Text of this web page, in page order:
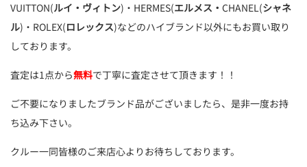
VUITTON(ルイ・ヴィトン)・HERMES(エルメス・ CHANEL(シャネ
ル)・ROLEX(ロレックス)などのハイブランド以外にもお買い取り
しております。
査定は1点から無料で丁寧に査定させて頂きます！！
ご不要になりましたブランド品がございましたら、是非一度お持
ち込み下さい。
クルー一同皆様のご来店心よりお待ちしております。